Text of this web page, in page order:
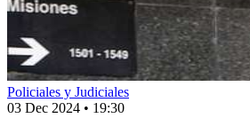
Policiales y Judiciales
03 Dec 2024 • 19:30